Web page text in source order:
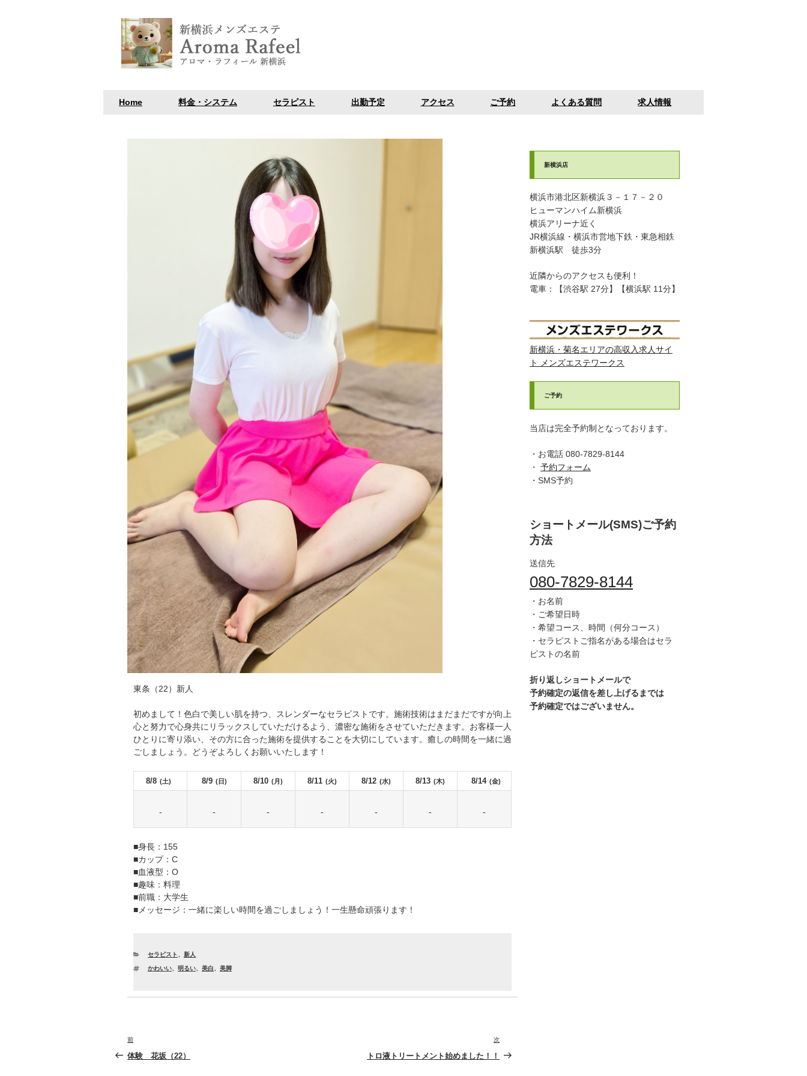
Home 料金・システム セラピスト 出勤予定 アクセス ご予約 よくある質問 求人情報
東条（22）新人
初めまして！色白で美しい肌を持つ、スレンダーなセラピストです。施術技術はまだまだですが向上
心と努力で心身共にリラックスしていただけるよう、濃密な施術をさせていただきます。お客様一人
ひとりに寄り添い、その方に合った施術を提供することを大切にしています。癒しの時間を一緒に過
ごしましょう。どうぞよろしくお願いいたします！
8/8 (土) 8/9 (日) 8/10 (月) 8/11 (火) 8/12 (水) 8/13 (木) 8/14 (金)
- - - - - - -
■身長：155
■カップ：C
■血液型：O
■趣味：料理
■前職：大学生
■メッセージ：一緒に楽しい時間を過ごしましょう！一生懸命頑張ります！
カ
ゴ
セラピスト 、新人
タ
かわいい 明るい 、美白 、美脚
投
稿
前
の
前
体験 花坂（22）
次
の
次
トロ液トリートメント始めました！！
新横浜店
横浜市港北区新横浜３－１７－２０
ヒューマンハイム新横浜
​横浜アリーナ近く
JR横浜線・横浜市営地下鉄・東急相鉄
​新横浜駅 徒歩3分​
近隣からのアクセスも便利！
電車：【渋谷駅 27分】【横浜駅 11分】
新横浜・菊名エリアの高収入求人サイ
ト メンズエステワークス
ご予約
当店は完全予約制となっております。
・お電話 080-7829-8144
・ 予約フォーム
・SMS予約
ショートメール(SMS)ご予約
方法
送信先
080-7829-8144
・お名前
・ご希望日時
・希望コース、時間（何分コース）
・セラピストご指名がある場合はセラ
ピストの名前
折り返しショートメールで
予約確定の返信を差し上げるまでは
予約確定ではございません。